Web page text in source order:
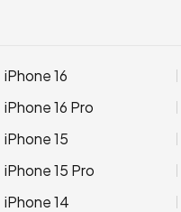
iPhone 16
iPhone 16 Pro
iPhone 15
iPhone 15 Pro
iPhone 14